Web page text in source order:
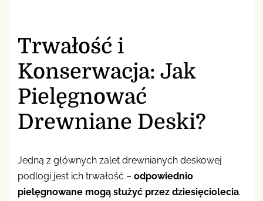
Trwałość i
Konserwacja: Jak
Pielęgnować
Drewniane Deski?
Jedną z głównych zalet drewnianych deskowej
podlogi jest ich trwałość – odpowiednio
pielęgnowane mogą służyć przez dziesięciolecia.